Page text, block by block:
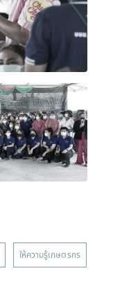
ให้ความรู้เกษตรกร